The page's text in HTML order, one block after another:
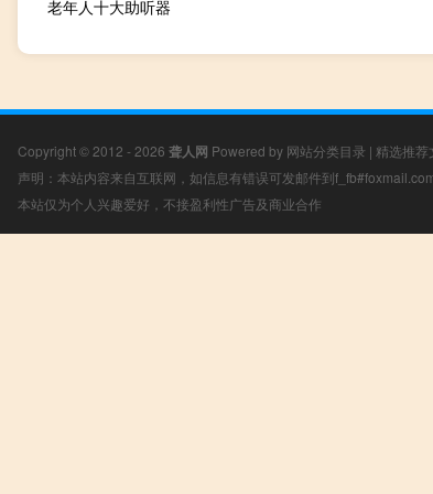
老年人十大助听器
Copyright © 2012 - 2026 聋人网 Powered by 网站分类目录 | 精选推荐
声明：本站内容来自互联网，如信息有错误可发邮件到
本站仅为个人兴趣爱好，不接盈利性广告及商业合作